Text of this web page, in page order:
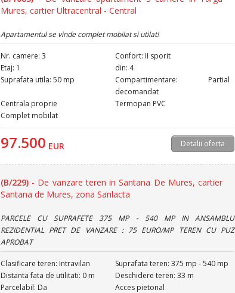
Mures, cartier Ultracentral - Central
Apartamentul se vinde complet mobilat si utilat!
Nr. camere: 3
Confort: II sporit
Etaj: 1
din: 4
Suprafata utila: 50 mp
Compartimentare: Partial
decomandat
Centrala proprie
Termopan PVC
Complet mobilat
97.500 EUR Detalii oferta
(B/229) - De vanzare teren in Santana De Mures, cartier
Santana de Mures, zona Sanlacta
PARCELE CU SUPRAFETE 375 MP - 540 MP IN ANSAMBLU
REZIDENTIAL PRET DE VANZARE : 75 EURO/MP TEREN CU PUZ
APROBAT
Clasificare teren: Intravilan
Suprafata teren: 375 mp - 540 mp
Distanta fata de utilitati: 0 m
Deschidere teren: 33 m
Parcelabil: Da
Acces pietonal